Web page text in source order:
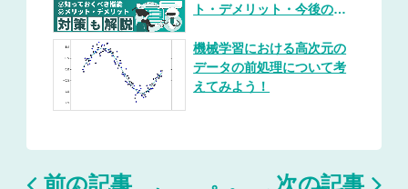
ト・デメリット・今後の展
ブック付き）
機械学習における高次元の
データの前処理について考
えてみよう！
前の記事 次の記事